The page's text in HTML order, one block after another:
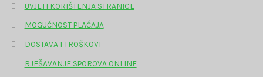
UVJETI KORIŠTENJA STRANICE
MOGUĆNOST PLAĆAJA
DOSTAVA I TROŠKOVI
RJEŠAVANJE SPOROVA ONLINE